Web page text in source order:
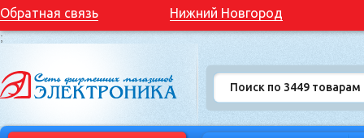
Обратная связь Нижний Новгород
;